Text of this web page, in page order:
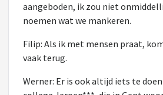
aangeboden, ik zou niet
noemen wat we mankeren.
Filip: Als ik met mensen praat,
vaak terug.
Werner: Er is ook altijd iets te